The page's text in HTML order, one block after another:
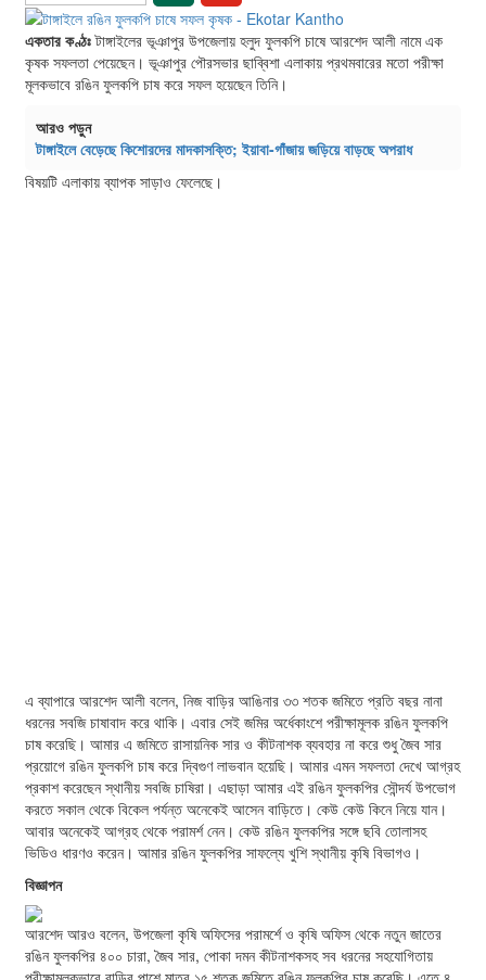
একতার কণ্ঠঃটাঙ্গাইলের ভূঞাপুর উপজেলায় হলুদ ফুলকপি চাষে আরশেদ আলী নামে এক
কৃষক সফলতা পেয়েছেন। ভূঞাপুর পৌরসভার ছাব্বিশা এলাকায় প্রথমবারের মতো পরীক্ষা
মূলকভাবে রঙিন ফুলকপি চাষ করে সফল হয়েছেন তিনি।
আরও পড়ুন
টাঙ্গাইলে বেড়েছে কিশোরদের মাদকাসক্তি; ইয়াবা-গাঁজায় জড়িয়ে বাড়ছে অপরাধ
বিষয়টি এলাকায় ব্যাপক সাড়াও ফেলেছে।
এ ব্যাপারে আরশেদ আলী বলেন, নিজ বাড়ির আঙিনার ৩৩ শতক জমিতে প্রতি বছর নানা
ধরনের সবজি চাষাবাদ করে থাকি। এবার সেই জমির অর্ধেকাংশে পরীক্ষামূলক রঙিন ফুলকপি
চাষ করেছি। আমার এ জমিতে রাসায়নিক সার ও কীটনাশক ব্যবহার না করে শুধু জৈব সার
প্রয়োগে রঙিন ফুলকপি চাষ করে দ্বিগুণ লাভবান হয়েছি। আমার এমন সফলতা দেখে আগ্রহ
প্রকাশ করেছেন স্থানীয় সবজি চাষিরা। এছাড়া আমার এই রঙিন ফুলকপির সৌন্দর্য উপভোগ
করতে সকাল থেকে বিকেল পর্যন্ত অনেকেই আসেন বাড়িতে। কেউ কেউ কিনে নিয়ে যান।
আবার অনেকেই আগ্রহ থেকে পরামর্শ নেন। কেউ রঙিন ফুলকপির সঙ্গে ছবি তোলাসহ
ভিডিও ধারণও করেন। আমার রঙিন ফুলকপির সাফল্যে খুশি স্থানীয় কৃষি বিভাগও।
বিজ্ঞাপন
আরশেদ আরও বলেন, উপজেলা কৃষি অফিসের পরামর্শে ও কৃষি অফিস থেকে নতুন জাতের
রঙিন ফুলকপির ৪০০ চারা, জৈব সার, পোকা দমন কীটনাশকসহ সব ধরনের সহযোগিতায়